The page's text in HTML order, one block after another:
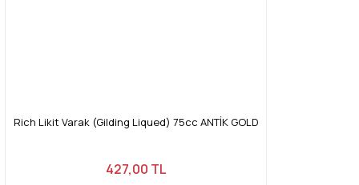
Rich Likit Varak (Gilding Liqued) 75cc ANTİK GOLD
427,00 TL